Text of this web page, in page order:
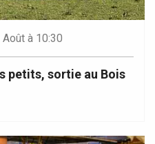
Août à 10:30
petits, sortie au Bois